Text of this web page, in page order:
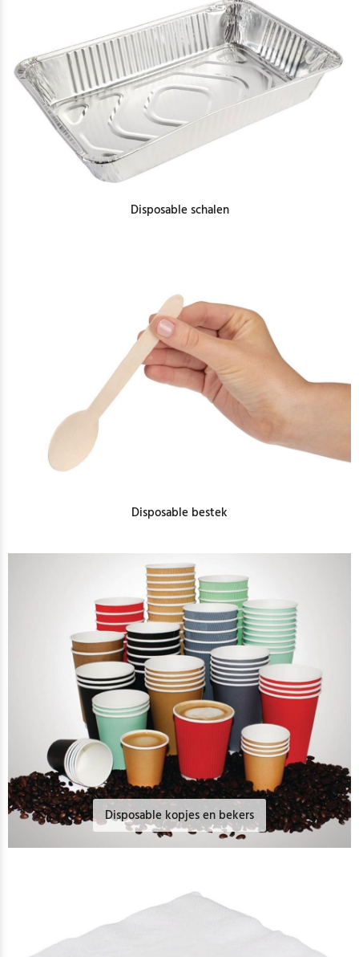
Disposable schalen
Disposable bestek
Disposable kopjes en bekers